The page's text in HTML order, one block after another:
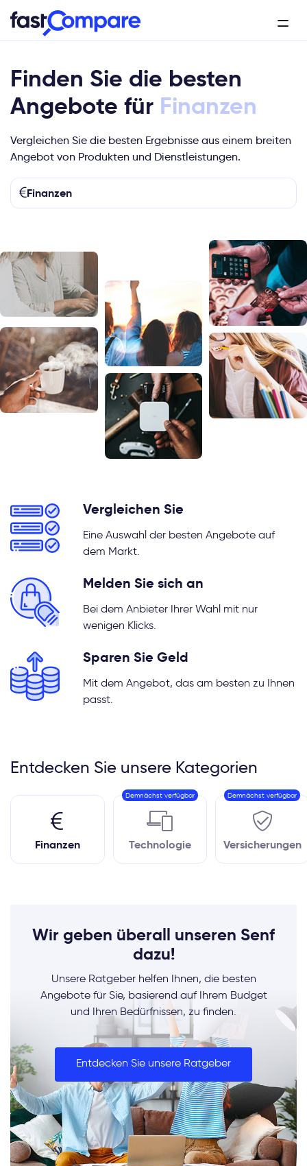
Finden Sie die besten
Angebote für Technologie
Vergleichen Sie die besten Ergebnisse aus einem breiten
Angebot von Produkten und Dienstleistungen.
Finanzen
Vergleichen Sie
Eine Auswahl der besten Angebote auf
dem Markt.
Melden Sie sich an
Bei dem Anbieter Ihrer Wahl mit nur
wenigen Klicks.
Sparen Sie Geld
Mit dem Angebot, das am besten zu Ihnen
passt.
Entdecken Sie unsere Kategorien
Finanzen
Demnächst verfügbar
Technologie
Demnächst verfügbar
Versicherungen
Wir geben überall unseren Senf
dazu!
Unsere Ratgeber helfen Ihnen, die besten
Angebote für Sie, basierend auf Ihrem Budget
und Ihren Bedürfnissen, zu finden.
Entdecken Sie unsere Ratgeber